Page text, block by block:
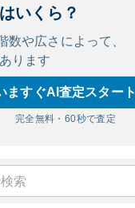
いくら？
数や広さによって、
ります
ますぐAI査定スタート
完全無料・60秒で査定